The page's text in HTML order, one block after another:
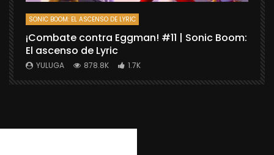
SONIC BOOM: EL ASCENSO DE LYRIC
¡Combate contra Eggman! #11 | Sonic Boom:
El ascenso de Lyric
YULUGA 878.8K 1.7K